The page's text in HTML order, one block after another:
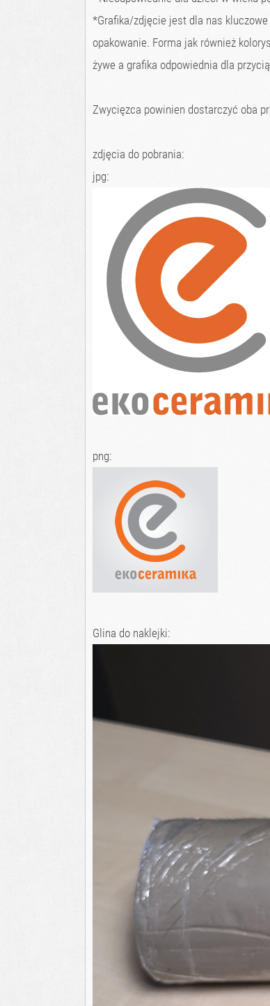
*Grafika/zdjęcie jest dla nas
opakowanie. Forma jak również
żywe a grafika odpowiednia dla
Zwycięzca powinien dostarczyć oba
zdjęcia do pobrania:
jpg:
png:
Glina do naklejki: